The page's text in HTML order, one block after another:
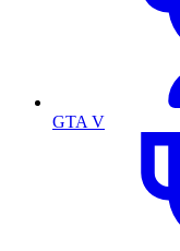
GTA V